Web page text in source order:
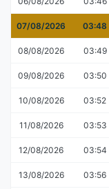
07/08/2026 03:48
08/08/2026 03:49
09/08/2026 03:50
10/08/2026 03:52
11/08/2026 03:53
12/08/2026 03:54
13/08/2026 03:56